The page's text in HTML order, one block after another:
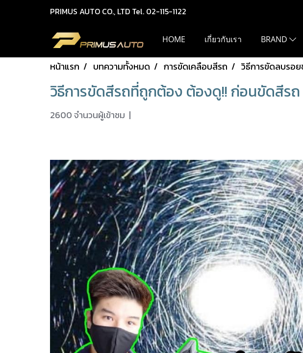
PRIMUS AUTO CO., LTD Tel. 02-115-1122
HOME เกี่ยวกับเรา BRAND
หน้าแรก บทความทั้งหมด การขัดเคลือบสีรถ วิธีการขัดลบรอ
วิธีการขัดสีรถที่ถูกต้อง ต้องดู!! ก่อนขัดสีร
2600 จำนวนผู้เข้าชม |